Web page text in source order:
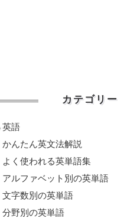
カテゴリー
英語
かんたん英文法解説
よく使われる英単語集
アルファベット別の英単語
文字数別の英単語
分野別の英単語